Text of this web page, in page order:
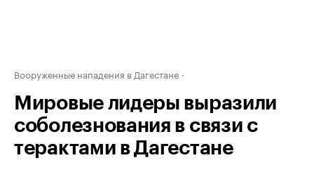
Вооруженные нападения в Дагестане
Мировые лидеры выразили
соболезнования в связи с
терактами в Дагестане